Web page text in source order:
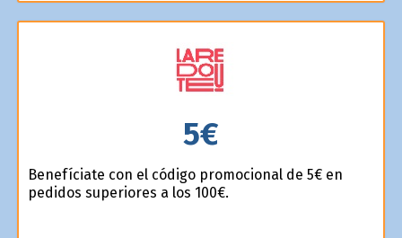
5€
Benefíciate con el código promocional de 5€ en
pedidos superiores a los 100€.